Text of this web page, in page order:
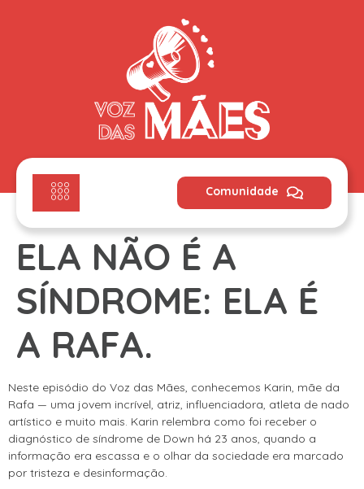
Comunidade
ELA NÃO É A
SÍNDROME: ELA É
A RAFA.
Neste episódio do Voz das Mães, conhecemos Karin, mãe da
Rafa — uma jovem incrível, atriz, influenciadora, atleta de nado
artístico e muito mais. Karin relembra como foi receber o
diagnóstico de síndrome de Down há 23 anos, quando a
informação era escassa e o olhar da sociedade era marcado
por tristeza e desinformação.